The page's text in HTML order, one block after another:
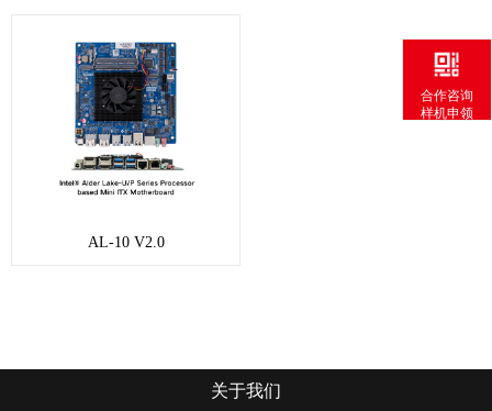
AL-10 V2.0
关于我们
合作咨询
样机申领